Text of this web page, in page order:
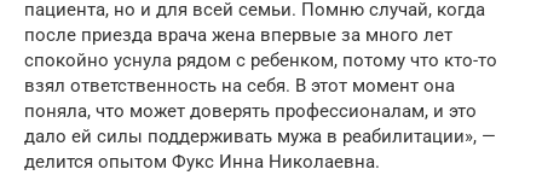
пациента, но и для всей семьи. Помню случай, когда
после приезда врача жена впервые за много лет
спокойно уснула рядом с ребенком, потому что кто-то
взял ответственность на себя. В этот момент она
поняла, что может доверять профессионалам, и это
дало ей силы поддерживать мужа в реабилитации», —
делится опытом Фукс Инна Николаевна.